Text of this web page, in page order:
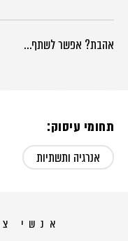
אהבת? אפשר לשתף…
תחומי עיסוק:
אנרגיה ותשתיות
אנשי